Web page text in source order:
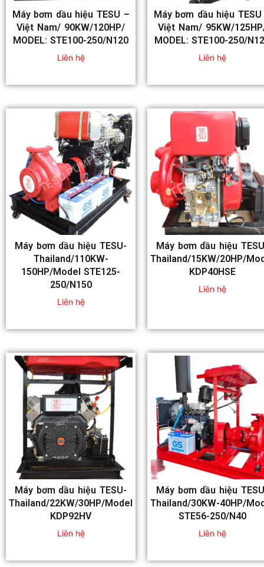
Máy bơm dầu hiệu TESU –
Việt Nam/ 90KW/120HP/
MODEL: STE100-250/N120
Liên hệ
Máy bơm dầu hiệu
Việt Nam/ 95KW/
MODEL: STE100-250/
Liên hệ
Máy bơm dầu hiệu TESU-
Thailand/110KW-
150HP/Model STE125-
250/N150
Liên hệ
Máy bơm dầu hiệu
Thailand/15KW/20HP/
KDP40HSE
Liên hệ
Máy bơm dầu hiệu TESU-
Thailand/22KW/30HP/Model
KDP92HV
Liên hệ
Máy bơm dầu hiệu
Thailand/30KW-40HP/
STE56-250/N40
Liên hệ